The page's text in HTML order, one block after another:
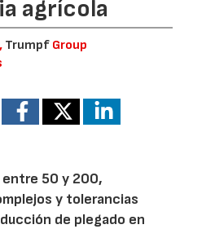
agrícola
Trumpf Group
entre 50 y 200,
y tolerancias
de plegado en